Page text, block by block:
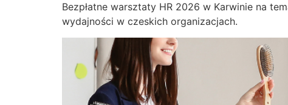
Bezpłatne warsztaty HR 2026 w Karwinie na
wydajności w czeskich organizacjach.